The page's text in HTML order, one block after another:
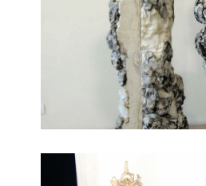
beni ecclesiastici